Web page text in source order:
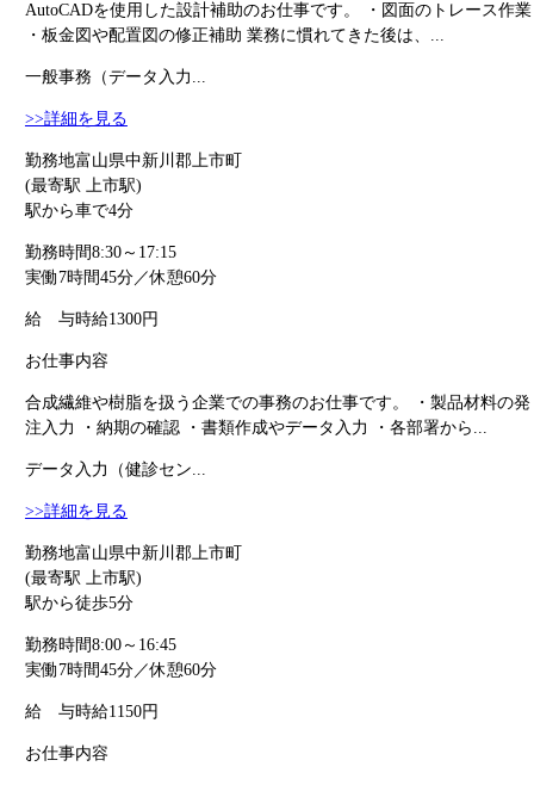
AutoCADを使用した設計補助のお仕事です。 ・図面のトレース作業
・板金図や配置図の修正補助 業務に慣れてきた後は、...
一般事務（データ入力...
>>詳細を見る
勤務地富山県中新川郡上市町
(最寄駅 上市駅)
駅から車で4分
勤務時間8:30～17:15
実働7時間45分／休憩60分
給 与時給1300円
お仕事内容
合成繊維や樹脂を扱う企業での事務のお仕事です。 ・製品材料の発
注入力 ・納期の確認 ・書類作成やデータ入力 ・各部署から...
データ入力（健診セン...
>>詳細を見る
勤務地富山県中新川郡上市町
(最寄駅 上市駅)
駅から徒歩5分
勤務時間8:00～16:45
実働7時間45分／休憩60分
給 与時給1150円
お仕事内容